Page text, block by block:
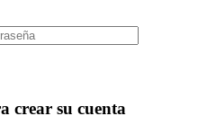
crear su cuenta